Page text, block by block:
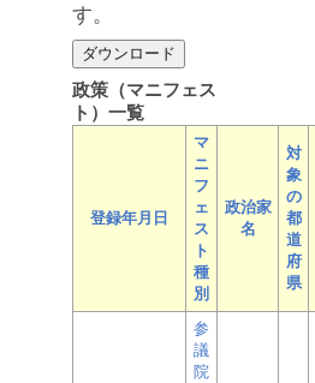
す。
政策（マニフェス
ト）一覧
登録年月日
マ
ニ
フ
ェ
ス
ト
種
別
政治家
名
対
象
の
都
道
府
県
参
議
院